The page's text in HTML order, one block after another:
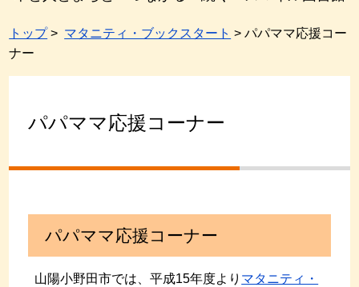
トップ> マタニティ・ブックスタート > パパママ応援コー
ナー
パパママ応援コーナー
パパママ応援コーナー
山陽小野田市では、平成15年度より マタニティ・